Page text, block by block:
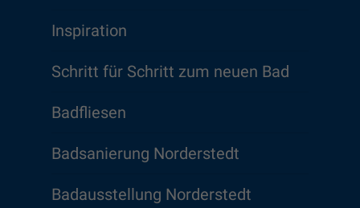
Inspiration
Schritt für Schritt zum neuen Bad
Badfliesen
Badsanierung Norderstedt
Badausstellung Norderstedt